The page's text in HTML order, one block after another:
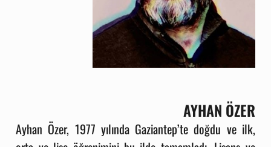
AYHAN ÖZER
Ayhan Özer, 1977 yılında Gaziantep’te doğdu ve ilk,